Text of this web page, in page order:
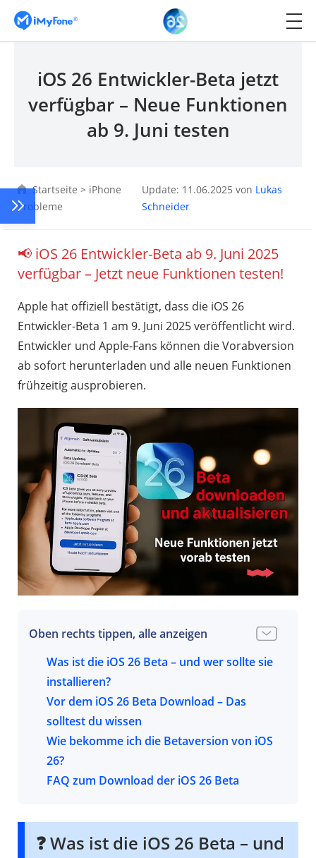
iOS 26 Entwickler-Beta jetzt
verfügbar – Neue Funktionen
ab 9. Juni testen
Startseite > iPhone
Probleme
Update: 11.06.2025 von Lukas
Schneider
📢 iOS 26 Entwickler-Beta ab 9. Juni 2025
verfügbar – Jetzt neue Funktionen testen!
Apple hat offiziell bestätigt, dass die iOS 26
Entwickler-Beta 1 am 9. Juni 2025 veröffentlicht wird.
Entwickler und Apple-Fans können die Vorabversion
ab sofort herunterladen und alle neuen Funktionen
frühzeitig ausprobieren.
Oben rechts tippen, alle anzeigen
Was ist die iOS 26 Beta – und wer sollte sie
installieren?
Entwickler Beta vs. Public Beta – der
Unterschied
Wer sollte die iOS 26 Beta herunterladen?
Vor dem iOS 26 Beta Download – Das
solltest du wissen
Backup erstellen – deine Daten sichern
auf deinem iPhone?
Wie bekomme ich die Betaversion von iOS
26?
So bekommst du die iOS 26 Entwickler
iOS 26Public Betainstallieren – So
funktioniert’s
FAQ zum Download der iOS 26 Beta
Ist die iOS 26 Beta stabil?
Warum sehe ich die iOS 26 Beta nicht auf
❓ Was ist die iOS 26 Beta – und